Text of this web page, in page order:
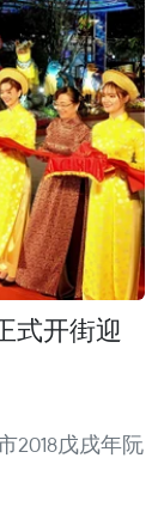
式开街迎
2018戊戌年阮